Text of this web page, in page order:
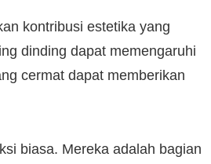
kontribusi estetika yang
dinding dapat memengaruhi
cermat dapat memberikan
biasa. Mereka adalah bagian